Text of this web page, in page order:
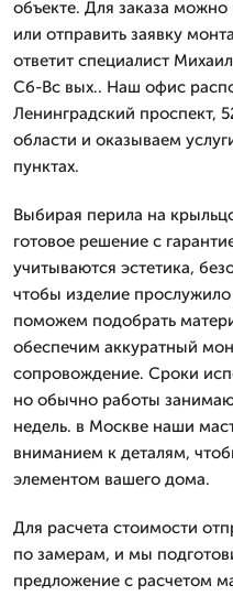
объекте. Для заказа
или отправить заявку
ответит специалист
Сб-Вс вых.. Наш офис
Ленинградский проспект,
области и оказываем
пунктах.
Выбирая перила на
готовое решение с
учитываются эстетика,
чтобы изделие
поможем подобрать
обеспечим аккуратный
сопровождение. Сроки
но обычно работы
недель. в Москве наши
вниманием к деталям,
элементом вашего дома.
Для расчета стоимости
по замерам, и мы
предложение с расчетом